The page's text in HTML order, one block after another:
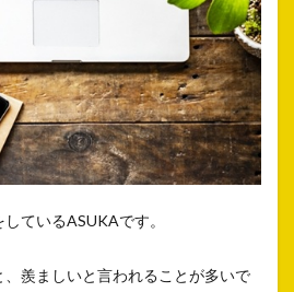
ているASUKAです。
羨ましいと言われることが多いで